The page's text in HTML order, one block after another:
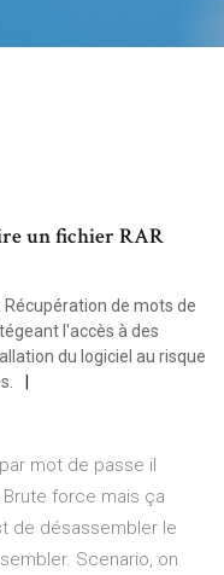
un fichier RAR
Récupération de mots de
l'accès à des
du logiciel au risque
mot de passe il
force mais ça
de désassembler le
Scenario, on